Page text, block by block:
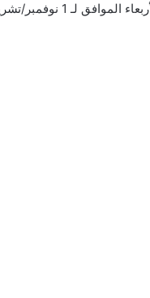
تشرين الثاني المقبل.